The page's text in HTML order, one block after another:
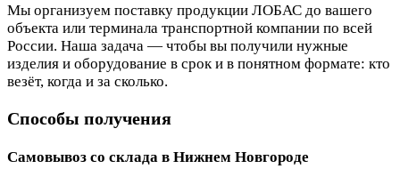
Мы организуем поставку продукции ЛОБАС до вашего
объекта или терминала транспортной компании по всей
России. Наша задача — чтобы вы получили нужные
изделия и оборудование в срок и в понятном формате: кто
везёт, когда и за сколько.
Способы получения
Самовывоз со склада в Нижнем Новгороде